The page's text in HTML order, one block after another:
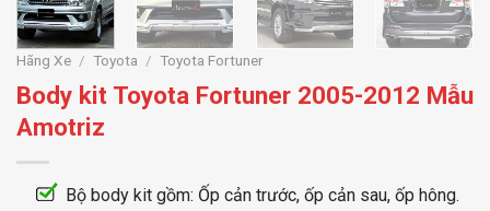
Hãng Xe / Toyota / Toyota Fortuner
Body kit Toyota Fortuner 2005-2012 Mẫu
Amotriz
Bộ body kit gồm: Ốp cản trước, ốp cản sau, ốp hông.